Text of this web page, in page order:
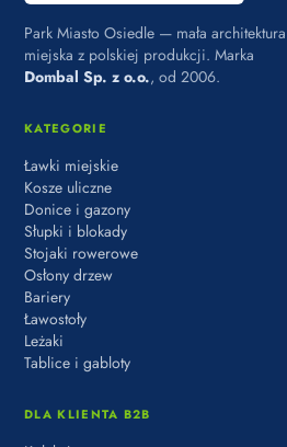
Park Miasto Osiedle — mała architektura
miejska z polskiej produkcji. Marka
Dombal Sp. z o.o., od 2006.
KATEGORIE
Ławki miejskie
Kosze uliczne
Donice i gazony
Słupki i blokady
Stojaki rowerowe
Osłony drzew
Bariery
Ławostoły
Leżaki
Tablice i gabloty
DLA KLIENTA B2B